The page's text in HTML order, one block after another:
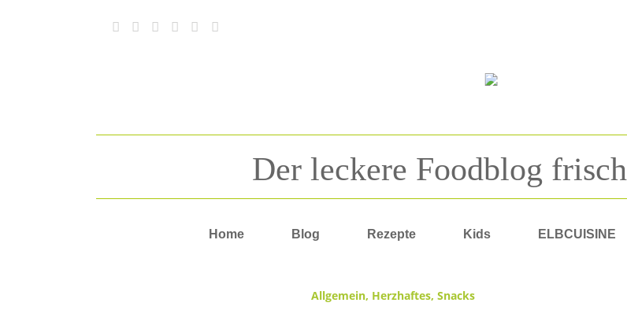
Der leckere Foodblog
Home Blog Rezepte Kids ELBCUISINE
Allgemein, Herzhaftes, Snacks